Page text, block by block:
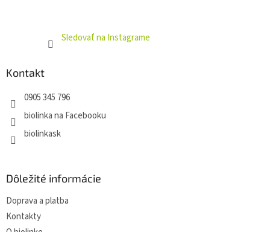
Sledovať na Instagrame
Kontakt
0905 345 796
biolinka na Facebooku
biolinkask
Dôležité informácie
Doprava a platba
Kontakty